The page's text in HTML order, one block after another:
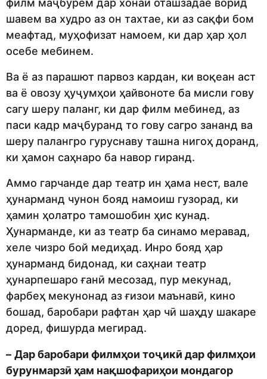
филм маҷбурем дар хонаи оташзадае ворид
шавем ва худро аз он тахтае, ки аз сақфи бом
меафтад, муҳофизат намоем, ки дар ҳар ҳол
осебе мебинем.
Ва ё аз парашют парвоз кардан, ки воқеан аст
ва ё овозу ҳуҷумҳои ҳайвоноте ба мисли гову
сагу шеру паланг, ки дар филм мебинед, аз
паси кадр маҷбуранд то гову сагро зананд ва
шеру палангро гуруснаву ташна нигоҳ доранд,
ки ҳамон саҳнаро ба навор гиранд.
Аммо гарчанде дар театр ин ҳама нест, вале
ҳунарманд чунон бояд намоиш гузорад, ки
ҳамин ҳолатро тамошобин ҳис кунад.
Ҳунарманде, ки аз театр ба синамо меравад,
хеле чизро бой медиҳад. Инро бояд ҳар
ҳунарманд бидонад, ки саҳнаи театр
ҳунарпешаро ғанӣ месозад, пур мекунад,
фарбеҳ мекунонад аз ғизои маънавӣ, кино
бошад, баробари рафтан ҳар чӣ шаҳду шакаре
доред, фишурда мегирад.
– Дар баробари филмҳои тоҷикӣ дар филмҳои
бурунмарзӣ ҳам нақшофариҳои мондагор